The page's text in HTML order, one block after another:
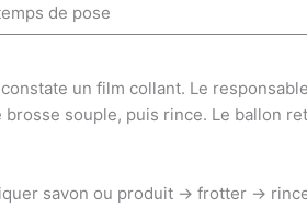
de pose
un film collant. Le
souple, puis rince. Le ballon
savon ou produit → frotter →